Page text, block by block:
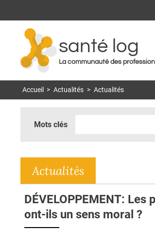
santé log
La communauté des
Accueil > Actualités > Actualités
Mots clés
Actualités
DÉVELOPPEMENT: Les
ont-ils un sens moral ?